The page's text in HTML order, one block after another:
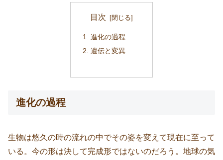
目次
進化の過程
遺伝と変異
進化の過程
生物は悠久の時の流れの中でその姿を変えて現在に至って
いる。今の形は決して完成形ではないのだろう。地球の気